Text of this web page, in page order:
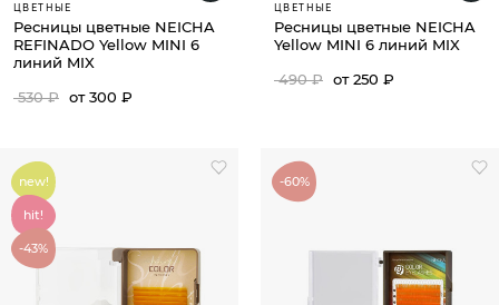
ЦВЕТНЫЕ
Ресницы цветные NEICHA
REFINADO Yellow MINI 6
линий MIX
530 ₽ от 300 ₽
ЦВЕТНЫЕ
Ресницы цветные NEICHA
Yellow MINI 6 линий MIX
490 ₽ от 250 ₽
new!
hit!
-43%
-60%